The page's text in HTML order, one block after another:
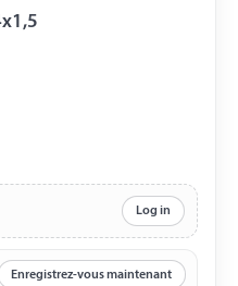
Log in
Enregistrez-vous maintenant